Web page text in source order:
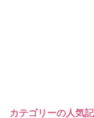
カテゴリーの人気